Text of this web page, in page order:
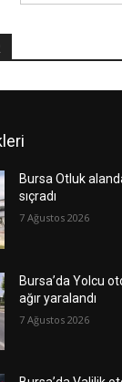
Bursa Otluk
sıçradı
7 Ağustos 2026
Bursa’da Yolcu
ağır yaralandı
7 Ağustos 2026